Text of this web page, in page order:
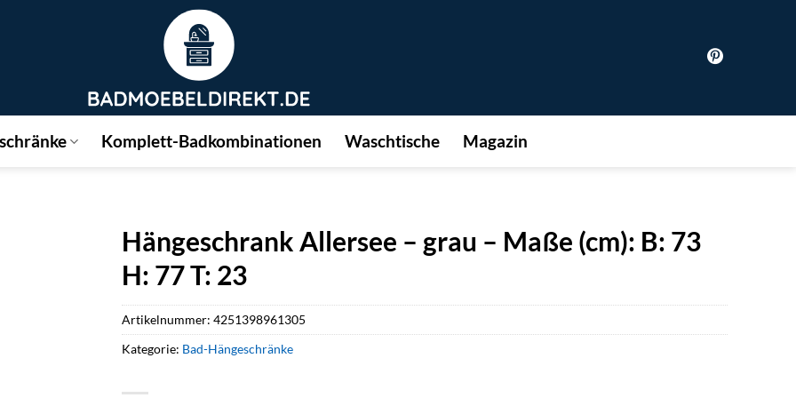
Komplett-Badkombinationen Waschtische Magazin
Hängeschrank Allersee – grau – Maße (cm): B: 73
H: 77 T: 23
Artikelnummer:4251398961305
Kategorie: Bad-Hängeschränke